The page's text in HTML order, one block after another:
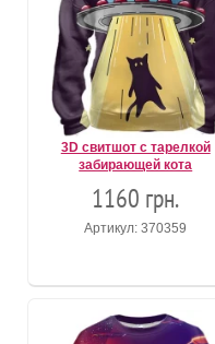
3D свитшот с тарелкой
забирающей кота
1160 грн.
Артикул: 370359